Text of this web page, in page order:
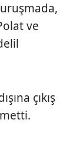
ve
çıkış